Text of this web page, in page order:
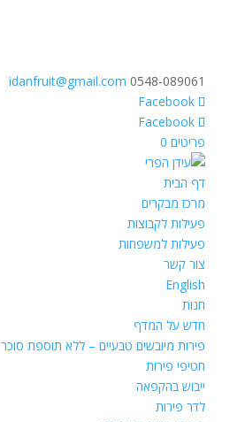
0548-089061
idanfruit@gmail.com
פריטים 0
דף הבית
מרכז מבקרים
פעילות לקבוצות
פעילות למשפחות
צור קשר
English
חנות
חדש על המדף
פירות מיובשים טבעיים – ללא תוספת סוכר
חטיפי פירות
ייבוש בהקפאה
לדר פירות